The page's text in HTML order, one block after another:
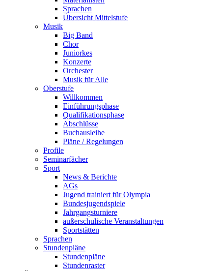
Sprachen
Übersicht Mittelstufe
Musik
Big Band
Chor
Juniorkes
Konzerte
Orchester
Musik für Alle
Oberstufe
Willkommen
Einführungsphase
Qualifikationsphase
Abschlüsse
Buchausleihe
Pläne / Regelungen
Profile
Seminarfächer
Sport
News & Berichte
AGs
Jugend trainiert für Olympia
Bundesjugendspiele
Jahrgangsturniere
außerschulische Veranstaltungen
Sportstätten
Sprachen
Stundenpläne
Stundenpläne
Stundenraster